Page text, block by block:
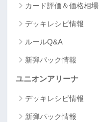
カード評価＆価格相場
デッキレシピ情報
ルールQ&A
新弾パック情報
ユニオンアリーナ
デッキレシピ情報
新弾パック情報